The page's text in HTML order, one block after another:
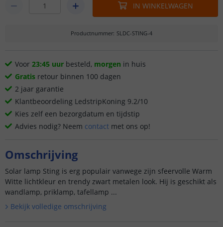
IN WINKELWAGEN
Productnummer: SLDC-STING-4
Voor 23:45 uur besteld, morgen in huis
Gratis retour binnen 100 dagen
2 jaar garantie
Klantbeoordeling LedstripKoning 9.2/10
Kies zelf een bezorgdatum en tijdstip
Advies nodig? Neem contact met ons op!
Omschrijving
Solar lamp Sting is erg populair vanwege zijn sfeervolle Warm
Witte lichtkleur en trendy zwart metalen look. Hij is geschikt als
wandlamp, priklamp, tafellamp ...
Bekijk volledige omschrijving